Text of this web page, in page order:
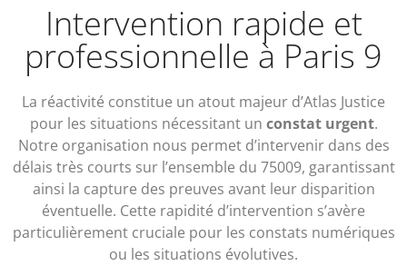
Intervention rapide et
professionnelle à Paris 9
La réactivité constitue un atout majeur d’Atlas Justice
pour les situations nécessitant un constat urgent.
Notre organisation nous permet d’intervenir dans des
délais très courts sur l’ensemble du 75009, garantissant
ainsi la capture des preuves avant leur disparition
éventuelle. Cette rapidité d’intervention s’avère
particulièrement cruciale pour les constats numériques
ou les situations évolutives.